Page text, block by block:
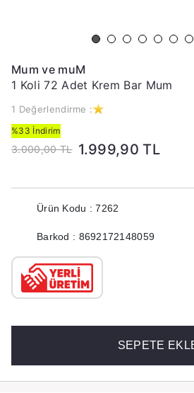
Mum ve muM
1 Koli 72 Adet Krem Bar Mum
1 Değerlendirme :
%33 İndirim
3.000,00 TL 1.999,90 TL
Ürün Kodu : 7262
Barkod : 8692172148059
SEPETE